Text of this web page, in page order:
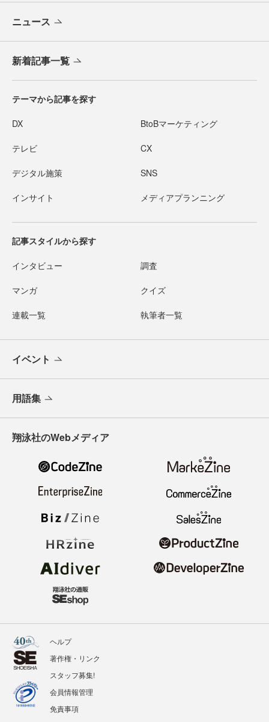
ニュース
新着記事一覧
テーマから記事を探す
DX BtoBマーケティング
テレビ CX
デジタル施策 SNS
インサイト メディアプランニング
記事スタイルから探す
インタビュー 調査
マンガ クイズ
連載一覧 執筆者一覧
イベント
用語集
翔泳社のWebメディア
ヘルプ
著作権・リンク
スタッフ募集!
会員情報管理
免責事項